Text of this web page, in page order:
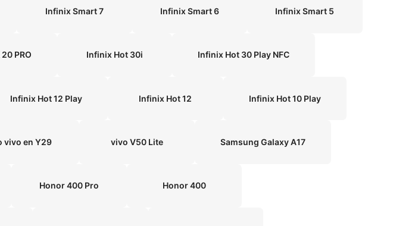
Infinix Smart 7 Infinix Smart 6 Infinix Smart 5
PRO Infinix Hot 30i Infinix Hot 30 Play NFC
Infinix Hot 12 Play Infinix Hot 12 Infinix Hot 10 Play
vivo en Y29 vivo V50 Lite Samsung Galaxy A17
Honor 400 Pro Honor 400